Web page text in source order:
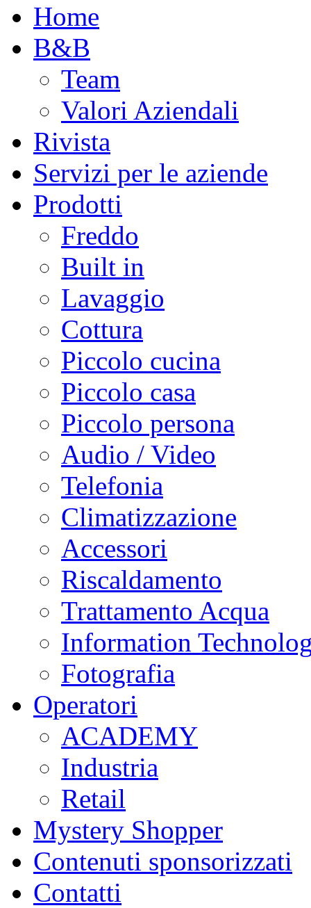
Home
B&B
Team
Valori Aziendali
Rivista
Servizi per le aziende
Prodotti
Freddo
Built in
Lavaggio
Cottura
Piccolo cucina
Piccolo casa
Piccolo persona
Audio / Video
Telefonia
Climatizzazione
Accessori
Riscaldamento
Trattamento Acqua
Information
Fotografia
Operatori
ACADEMY
Industria
Retail
Mystery Shopper
Contenuti sponsorizzati
Contatti